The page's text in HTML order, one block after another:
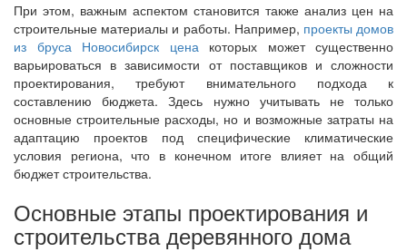
При этом, важным аспектом становится также анализ цен на
строительные материалы и работы. Например, проекты домов
из бруса Новосибирск ценакоторых может существенно
варьироваться в зависимости от поставщиков и сложности
проектирования, требуют внимательного подхода к
составлению бюджета. Здесь нужно учитывать не только
основные строительные расходы, но и возможные затраты на
адаптацию проектов под специфические климатические
условия региона, что в конечном итоге влияет на общий
бюджет строительства.
Основные этапы проектирования и
строительства деревянного дома